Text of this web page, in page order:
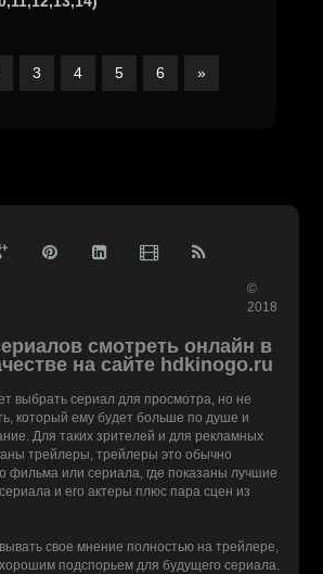
3 4 5 6 »
©
2018
смотреть онлайн в
на сайте hdkinogo.ru
выбрать сериал для просмотра, но не
который ему будет больше по душе и
Для таких зрителей и для рекламных
трейлеры, трейлеры это обычно
фильма или сериала, где показаны лучшие
и его актеры плюс пара сцен из
свое мнение полностью на трейлере,
подспорьем для будущего сериала.